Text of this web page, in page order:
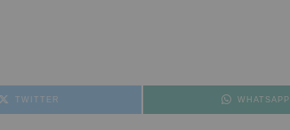
TWITTER WHATSAPP